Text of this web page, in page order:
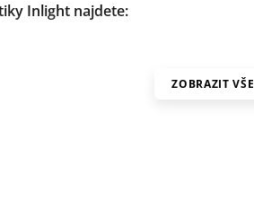
Inlight najdete:
ZOBRAZIT VŠE